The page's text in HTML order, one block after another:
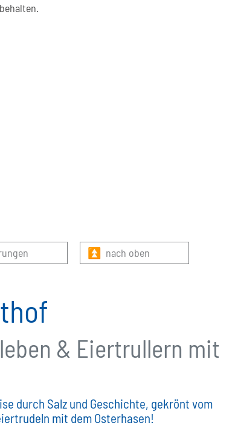
⏫ nach oben
& Eiertrullern mit
durch Salz und Geschichte, gekrönt vom
mit dem Osterhasen!